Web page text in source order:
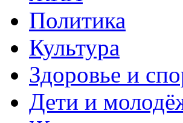
Политика
Культура
Здоровье и
Дети и